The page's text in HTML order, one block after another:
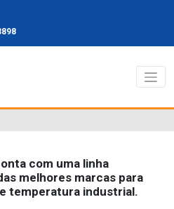
com uma linha
melhores marcas para
temperatura industrial.